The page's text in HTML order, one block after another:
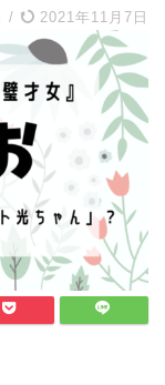
/ 2021年11月7日